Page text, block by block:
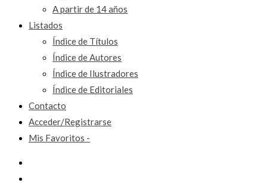
A partir de 14 años
Listados
Índice de Títulos
Índice de Autores
Índice de Ilustradores
Índice de Editoriales
Contacto
Acceder/Registrarse
Mis Favoritos -